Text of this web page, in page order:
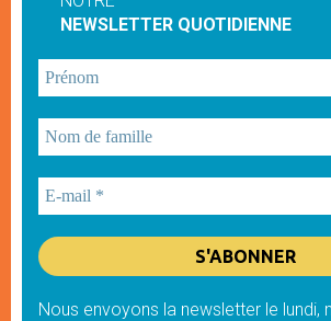
NEWSLETTER QUOTIDIENNE
Nous envoyons la newsletter le lundi,